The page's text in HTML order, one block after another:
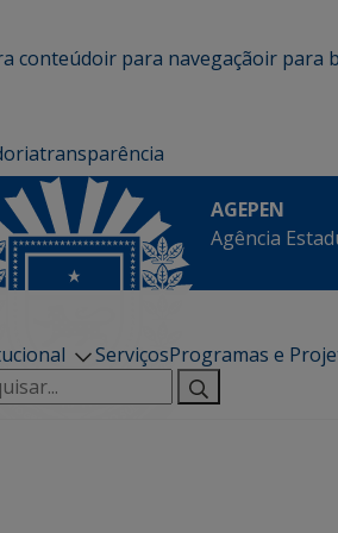
conteúdoir para navegaçãoir para
transparência
AGEPEN
Agência
ServiçosProgramas e